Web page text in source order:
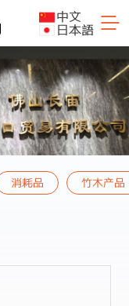
中文
日本語
消耗品 竹木产品